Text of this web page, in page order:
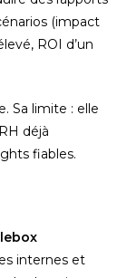
(impact
ROI d’un
Sa limite : elle
déjà
fiables.
internes et